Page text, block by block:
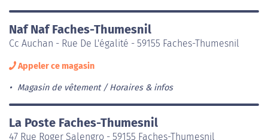
Naf Naf Faches-Thumesnil
Cc Auchan - Rue De L'égalité - 59155 Faches-Thumesnil
Appeler ce magasin
Magasin de vêtement Horaires & infos
La Poste Faches-Thumesnil
47 Rue Roger Salengro - 59155 Faches-Thumesnil